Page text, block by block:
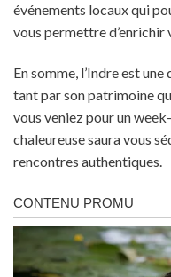
événements locaux qui
vous permettre d’enrichir
En somme, l’Indre est
tant par son patrimoine
vous veniez pour un
chaleureuse saura vous
rencontres authentiques.